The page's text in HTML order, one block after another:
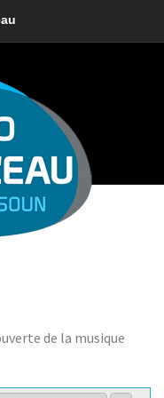
de la musique